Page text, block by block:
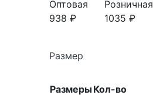
Оптовая
938 ₽
Розничная
1035 ₽
Размер
РазмерыКол-во